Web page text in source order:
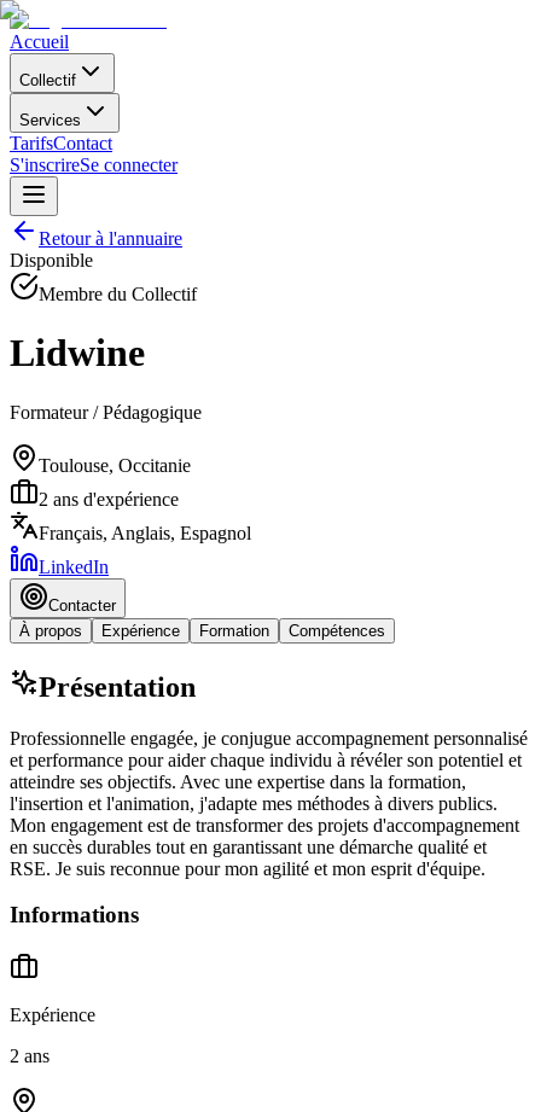
Accueil
Collectif
Services
TarifsContact
S'inscrireSe connecter
Retour à l'annuaire
Disponible
Membre du Collectif
Lidwine
Formateur / Pédagogique
Toulouse, Occitanie
2 ans d'expérience
Français, Anglais, Espagnol
LinkedIn
Contacter
À propos
Expérience Formation Compétences
Présentation
Professionnelle engagée, je conjugue accompagnement personnalisé
et performance pour aider chaque individu à révéler son potentiel et
atteindre ses objectifs. Avec une expertise dans la formation,
l'insertion et l'animation, j'adapte mes méthodes à divers publics.
Mon engagement est de transformer des projets d'accompagnement
en succès durables tout en garantissant une démarche qualité et
RSE. Je suis reconnue pour mon agilité et mon esprit d'équipe.
Informations
Expérience
2 ans